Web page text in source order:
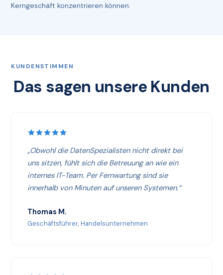
Kerngeschäft konzentrieren können.
KUNDENSTIMMEN
Das sagen unsere Kunden
„Obwohl die DatenSpezialisten nicht direkt bei
uns sitzen, fühlt sich die Betreuung an wie ein
internes IT-Team. Per Fernwartung sind sie
innerhalb von Minuten auf unseren Systemen.“
Thomas M.
Geschäftsführer, Handelsunternehmen